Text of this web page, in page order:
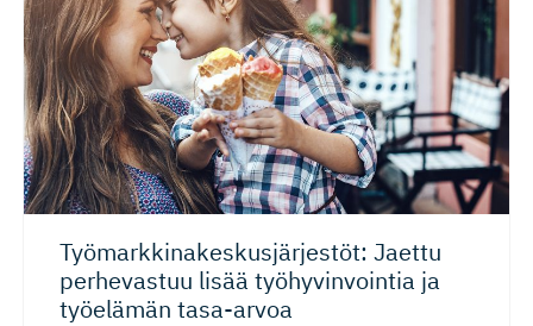
Työmarkki­na­kes­kus­jär­jestöt: Jaettu
perhevastuu lisää työhyvinvointia ja
työelämän tasa-arvoa